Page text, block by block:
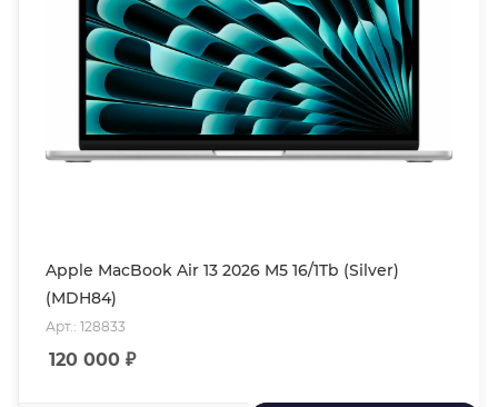
Apple MacBook Air 13 2026 M5 16/1Tb (Silver)
(MDH84)
Арт.: 128833
120 000 ₽